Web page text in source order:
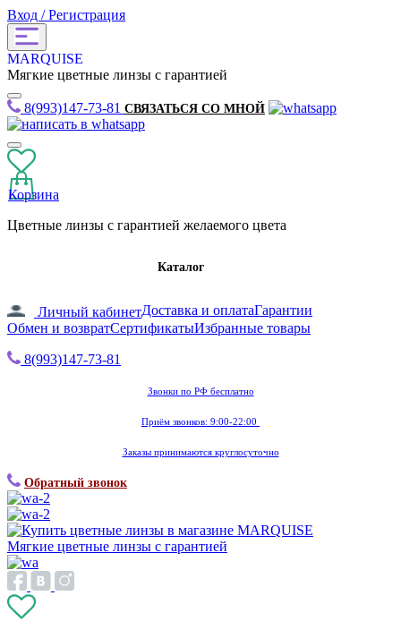
Вход / Регистрация
MARQUISE
Мягкие цветные линзы с гарантией
8(993)147-73-81 СВЯЗАТЬСЯ СО МНОЙ
Корзина
Цветные линзы с гарантией желаемого цвета
Каталог
Личный кабинетДоставка и оплатаГарантии
Обмен и возвратСертификатыИзбранные товары
8(993)147-73-81
Звонки по РФ бесплатно
Приём звонков: 9:00-22:00
Заказы принимаются круглосуточно
Обратный звонок
Мягкие цветные линзы с гарантией